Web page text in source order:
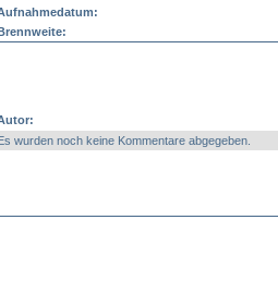
wurden noch keine Kommentare abgegeben.